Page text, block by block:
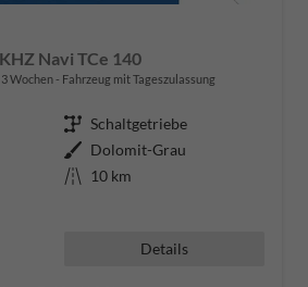
Navi TCe 140
3 Wochen Fahrzeug mit Tageszulassung
Getriebe Schaltgetriebe
Außenfarbe Dolomit-Grau
Kilometerstand 10 km
Details